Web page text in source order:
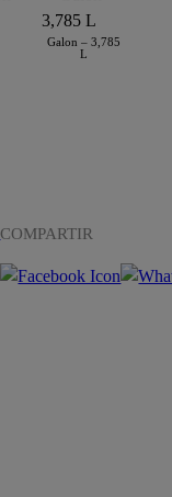
Galon – 3,785
L
COMPARTIR